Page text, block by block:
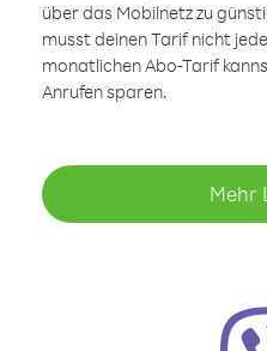
über das Mobilnetz zu
musst deinen Tarif nicht
monatlichen Abo-Tarif
Anrufen sparen.
Mehr